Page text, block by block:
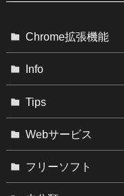
Chrome拡張機能
Info
Tips
Webサービス
フリーソフト